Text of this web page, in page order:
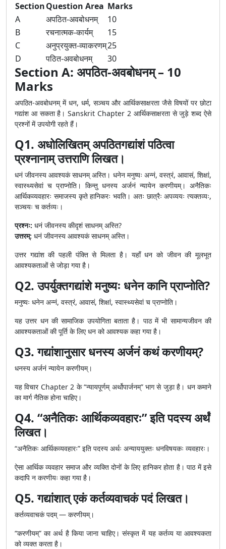
SectionQuestion Area Marks
A
अपठित-अवबोधनम्
10
B
रचनात्मक-कार्यम्
15
C
अनुप्रयुक्त-व्याकरणम्25
D
पठित-अवबोधनम् 30
Section A: अपठित-अवबोधनम् – 10
Marks
अपठित-अवबोधनम् में धन, धर्म, सञ्चय और आर्थिकसाक्षरता जैसे विषयों पर छोटा
गद्यांश आ सकता है। Sanskrit Chapter 2 आर्थिकसाक्षरता से जुड़े शब्द ऐसे
प्रश्नों में उपयोगी रहते हैं।
Q1. अधोलिखितम् अपठितगद्यांशं पठित्वा
प्रश्नानाम् उत्तराणि लिखत।
धनं जीवनस्य आवश्यकं साधनम् अस्ति। धनेन मनुष्यः अन्नं, वस्त्रं, आवासं, शिक्षां,
स्वास्थ्यसेवां च प्राप्नोति। किन्तु धनस्य अर्जनं न्यायेन करणीयम्। अनैतिकः
आर्थिकव्यवहारः समाजस्य कृते हानिकरः भवति। अतः छात्रैः अपव्ययः त्यक्तव्यः,
सञ्चयः च कर्तव्यः।
प्रश्नः: धनं जीवनस्य कीदृशं साधनम् अस्ति?
उत्तरम्: धनं जीवनस्य आवश्यकं साधनम् अस्ति।
उत्तर गद्यांश की पहली पंक्ति से मिलता है। यहाँ धन को जीवन की मूलभूत
आवश्यकताओं से जोड़ा गया है।
Q2. उपर्युक्तगद्यांशे मनुष्यः धनेन कानि प्राप्नोति?
मनुष्यः धनेन अन्नं, वस्त्रं, आवासं, शिक्षां, स्वास्थ्यसेवां च प्राप्नोति।
यह उत्तर धन की सामाजिक उपयोगिता बताता है। पाठ में भी सामान्यजीवन की
आवश्यकताओं की पूर्ति के लिए धन को आवश्यक कहा गया है।
Q3. गद्यांशानुसार धनस्य अर्जनं कथं करणीयम्?
धनस्य अर्जनं न्यायेन करणीयम्।
यह विचार Chapter 2 के “न्यायपूर्णम् अर्थोपार्जनम्” भाग से जुड़ा है। धन कमाने
का मार्ग नैतिक होना चाहिए।
Q4. “अनैतिकः आर्थिकव्यवहारः” इति पदस्य अर्थं
लिखत।
“अनैतिकः आर्थिकव्यवहारः” इति पदस्य अर्थः अन्याययुक्तः धनविषयकः व्यवहारः।
ऐसा आर्थिक व्यवहार समाज और व्यक्ति दोनों के लिए हानिकर होता है। पाठ में इसे
कदापि न करणीयः कहा गया है।
Q5. गद्यांशात् एकं कर्तव्यवाचकं पदं लिखत।
कर्तव्यवाचकं पदम् — करणीयम्।
“करणीयम्” का अर्थ है किया जाना चाहिए। संस्कृत में यह कर्तव्य या आवश्यकता
को व्यक्त करता है।